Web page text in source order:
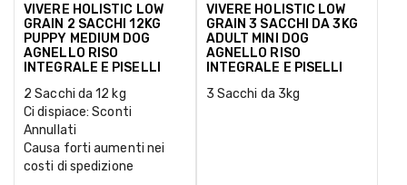
VIVERE HOLISTIC LOW
GRAIN 2 SACCHI 12KG
PUPPY MEDIUM DOG
AGNELLO RISO
INTEGRALE E PISELLI
2 Sacchi da 12 kg
Ci dispiace: Sconti
Annullati
Causa forti aumenti nei
costi di spedizione
VIVERE HOLISTIC LOW
GRAIN 3 SACCHI DA 3KG
ADULT MINI DOG
AGNELLO RISO
INTEGRALE E PISELLI
3 Sacchi da 3kg